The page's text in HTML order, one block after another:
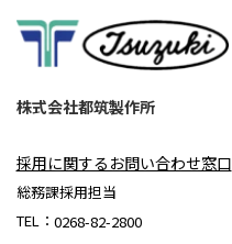
株式会社都筑製作所
採用に関するお問い合わせ窓口
総務課採用担当
TEL： 0268-82-2800